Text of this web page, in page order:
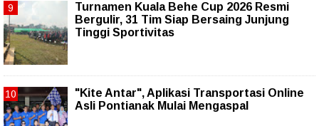
Turnamen Kuala Behe Cup 2026 Resmi
Bergulir, 31 Tim Siap Bersaing Junjung
Tinggi Sportivitas
"Kite Antar", Aplikasi Transportasi Online
Asli Pontianak Mulai Mengaspal